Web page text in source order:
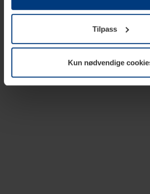
trenger vi din tillatelse. Du kan når som
tilbakekalle ditt samtykke i forklaringen
informasjonskapselen på siden
Tilpass
Kun nødvendige